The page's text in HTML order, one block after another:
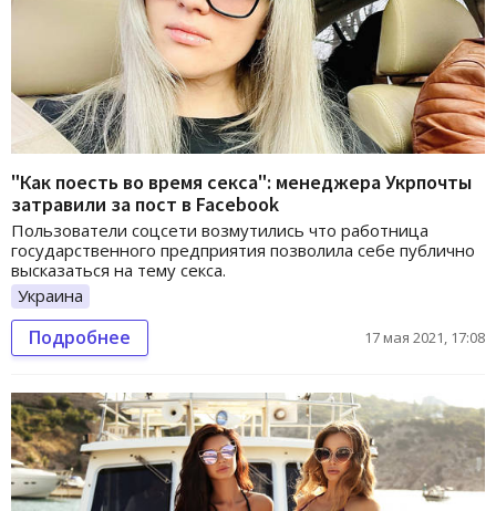
"Как поесть во время секса": менеджера Укрпочты
затравили за пост в Facebook
Пользователи соцсети возмутились что работница
государственного предприятия позволила себе публично
высказаться на тему секса.
Украина
Подробнее 17 мая 2021, 17:08